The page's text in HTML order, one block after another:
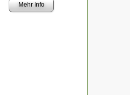
Mehr Info